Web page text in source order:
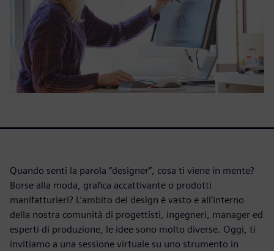
Quando senti la parola “designer”, cosa ti viene in mente?
Borse alla moda, grafica accattivante o prodotti
manifatturieri? L’ambito del design è vasto e all’interno
della nostra comunità di progettisti, ingegneri, manager ed
esperti di produzione, le idee sono molto diverse. Oggi, ti
invitiamo a una sessione virtuale su uno strumento in